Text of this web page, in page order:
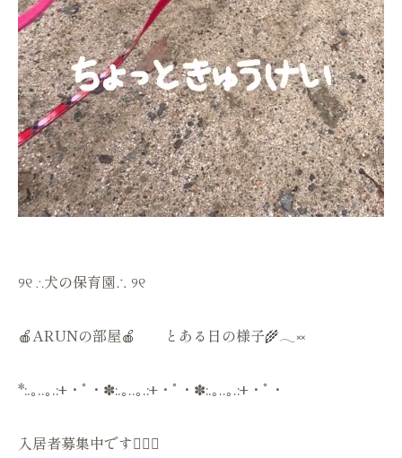
୨୧ ∴犬の保育園∴ ୨୧
🍎ARUNの部屋🍎 とある日の様子🌾𓂃༞
*:.｡..｡.:+・ﾟ・✽:.｡..｡.:+・ﾟ・✽:.｡..｡.:+・ﾟ・
入居者募集中です💁🏻‍♀️